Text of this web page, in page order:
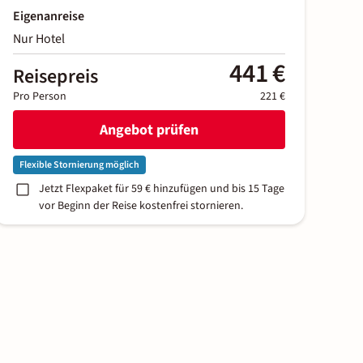
Eigenanreise
Nur Hotel
Reisepreis 441 €
Pro Person 221 €
Angebot prüfen
Flexible Stornierung möglich
Jetzt Flexpaket für 59 € hinzufügen und bis 15 Tage
vor Beginn der Reise kostenfrei stornieren.